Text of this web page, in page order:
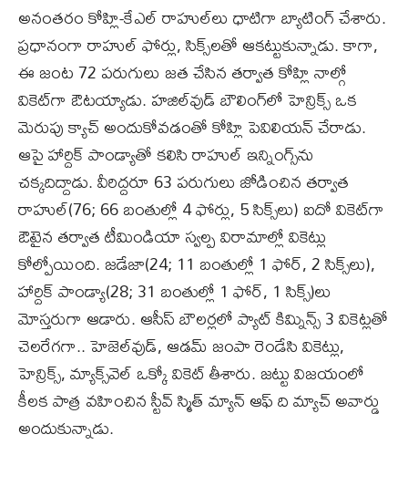
అనంతరం కోహ్లి-కేఎల్‌ రాహుల్‌లు ధాటిగా బ్యాటింగ్‌ చేశారు.
ప్రధానంగా రాహుల్‌ ఫోర్లు, సిక్స్‌లతో ఆకట్టుకున్నాడు. కాగా,
ఈ జంట 72 పరుగులు జత చేసిన తర్వాత కోహ్లి నాల్గో
వికెట్‌గా ఔటయ్యాడు. హజిల్‌వుడ్‌ బౌలింగ్‌లో హెన్రిక్స్‌ ఒక
మెరుపు క్యాచ్‌ అందుకోవడంతో కోహ్లి పెవిలియన్‌ చేరాడు.
ఆపై హార్దిక్‌ పాండ్యాతో కలిసి రాహుల్‌ ఇన్నింగ్స్‌ను
చక్కదిద్దాడు. వీరిద్దరూ 63 పరుగులు జోడించిన తర్వాత
రాహుల్‌(76; 66 బంతుల్లో 4 ఫోర్లు, 5 సిక్స్‌లు) ఐదో వికెట్‌గా
ఔటైన తర్వాత టీమిండియా స్వల్ప విరామాల్లో వికెట్లు
కోల్పోయింది. జడేజా(24; 11 బంతుల్లో 1 ఫోర్‌, 2 సిక్స్‌లు),
హార్దిక్‌ పాండ్యా(28; 31 బంతుల్లో 1 ఫోర్‌, 1 సిక్స్‌)లు
మోస్తరుగా ఆడారు. ఆసీస్‌ బౌలర్లలో ప్యాట్‌ కిమ్నిన్స్‌ 3 వికెట్లతో
చెలరేగగా.. హెజెల్‌వుడ్‌, ఆడమ్‌ జంపా రెండేసి వికెట్లు,
హెన్రిక్స్‌, మ్యాక్స్‌వెల్‌ ఒక్కో వికెట్ తీశారు. జట్టు విజయంలో
కీలక పాత్ర వహించిన స్టీవ్‌ స్మిత్ మ్యాన్ ఆఫ్‌ ది మ్యాచ్‌ అవార్డు
అందుకున్నాడు.